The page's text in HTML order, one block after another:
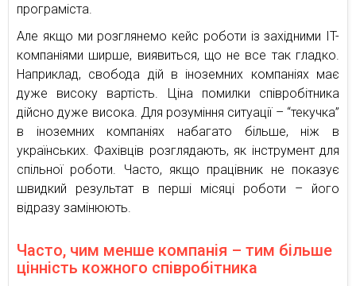
програміста.
Але якщо ми розглянемо кейс роботи із західними IT-
компаніями ширше, виявиться, що не все так гладко.
Наприклад, свобода дій в іноземних компаніях має
дуже високу вартість. Ціна помилки співробітника
дійсно дуже висока. Для розуміння ситуації – “текучка”
в іноземних компаніях набагато більше, ніж в
українських. Фахівців розглядають, як інструмент для
спільної роботи. Часто, якщо працівник не показує
швидкий результат в перші місяці роботи – його
відразу замінюють.
Часто, чим менше компанія – тим більше
цінність кожного співробітника